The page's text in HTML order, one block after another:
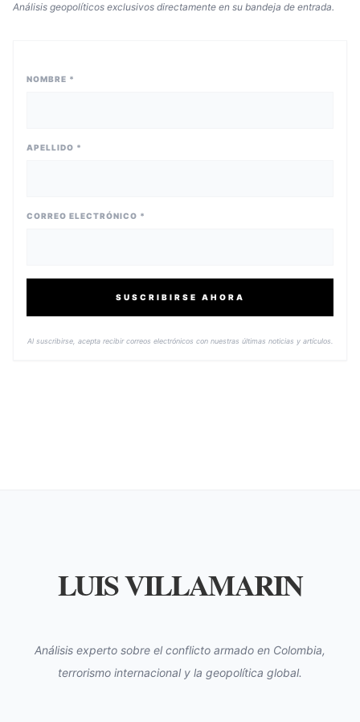
Análisis geopolíticos exclusivos directamente en su bandeja de entrada.
NOMBRE *
APELLIDO *
CORREO ELECTRÓNICO *
SUSCRIBIRSE AHORA
Al suscribirse, acepta recibir correos electrónicos con nuestras últimas noticias y artículos.
LUIS VILLAMARIN
Análisis experto sobre el conflicto armado en Colombia,
terrorismo internacional y la geopolítica global.